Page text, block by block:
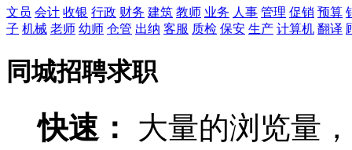
文员 会计 收银 行政 财务 建筑 教师 业务 人事 管理 促销 预算
子 机械 老师 幼师 仓管 出纳 客服 质检 保安 生产 计算机 翻译
同城招聘求职
快速：
大量的浏览量